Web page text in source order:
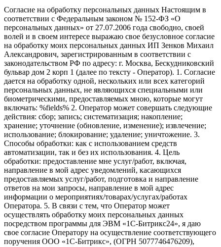
Согласие на обработку персональных данных Настоящим в
соответствии с Федеральным законом № 152-ФЗ «О
персональных данных» от 27.07.2006 года свободно, своей
волей и в своем интересе выражаю свое безусловное согласие
на обработку моих персональных данных ИП Зенков Михаил
Александрович, зарегистрированным в соответствии с
законодательством РФ по адресу: г. Москва, Бескудниковский
бульвар дом 2 корп 1 (далее по тексту - Оператор). 1. Согласие
дается на обработку одной, нескольких или всех категорий
персональных данных, не являющихся специальными или
биометрическими, предоставляемых мною, которые могут
включать: %fields% 2. Оператор может совершать следующие
действия: сбор; запись; систематизация; накопление;
хранение; уточнение (обновление, изменение); извлечение;
использование; блокирование; удаление; уничтожение. 3.
Способы обработки: как с использованием средств
автоматизации, так и без их использования. 4. Цель
обработки: предоставление мне услуг/работ, включая,
направление в мой адрес уведомлений, касающихся
предоставляемых услуг/работ, подготовка и направление
ответов на мои запросы, направление в мой адрес
информации о мероприятиях/товарах/услугах/работах
Оператора. 5. В связи с тем, что Оператор может
осуществлять обработку моих персональных данных
посредством программы для ЭВМ «1С-Битрикс24», я даю
свое согласие Оператору на осуществление соответствующего
поручения ООО «1С-Битрикс», (ОГРН 5077746476209),